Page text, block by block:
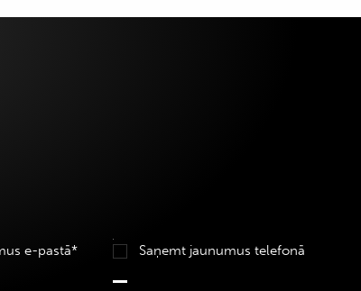
e-pastā* Saņemt jaunumus telefonā